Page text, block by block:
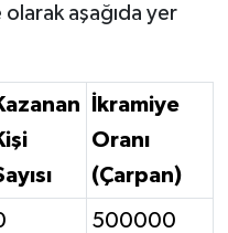
aşağıda yer
İkramiye
Oranı
(Çarpan)
500000